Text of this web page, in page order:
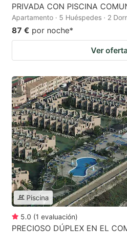
PRIVADA CON PISCINA
Apartamento · 5 Huéspedes · 2
87 € por noche*
Ver
Piscina
5.0 (1 evaluación)
PRECIOSO DÚPLEX EN EL